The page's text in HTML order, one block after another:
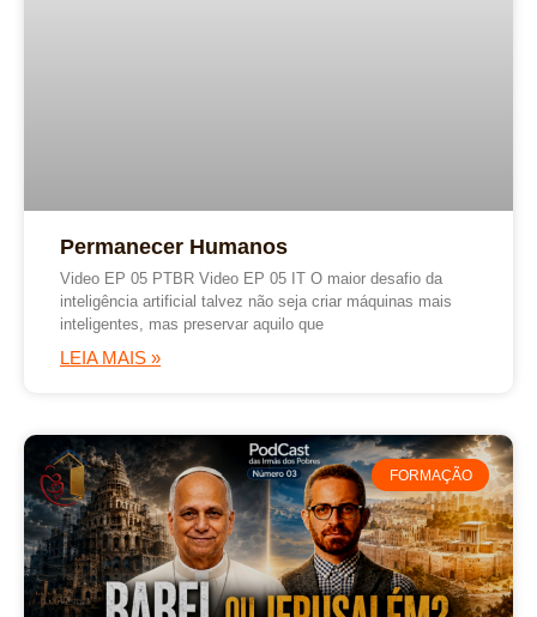
Permanecer Humanos
Video EP 05 PTBR Video EP 05 IT O maior desafio da
inteligência artificial talvez não seja criar máquinas mais
inteligentes, mas preservar aquilo que
LEIA MAIS »
FORMAÇÃO